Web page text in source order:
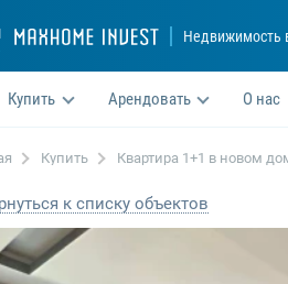
Недвижимость
Купить Арендовать О нас
Купить Квартира 1+1 в новом
к списку объектов